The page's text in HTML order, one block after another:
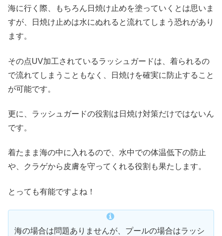
海に行く際、もちろん日焼け止めを塗っていくとは思いま
すが、日焼け止めは水にぬれると流れてしまう恐れがあり
ます。
その点UV加工されているラッシュガードは、着られるの
で流れてしまうこともなく、日焼けを確実に防止すること
が可能です。
更に、ラッシュガードの役割は日焼け対策だけではないん
です。
着たまま海の中に入れるので、水中での体温低下の防止
や、クラゲから皮膚を守ってくれる役割も果たします。
とっても有能ですよね！
海の場合は問題ありませんが、プールの場合はラッシ